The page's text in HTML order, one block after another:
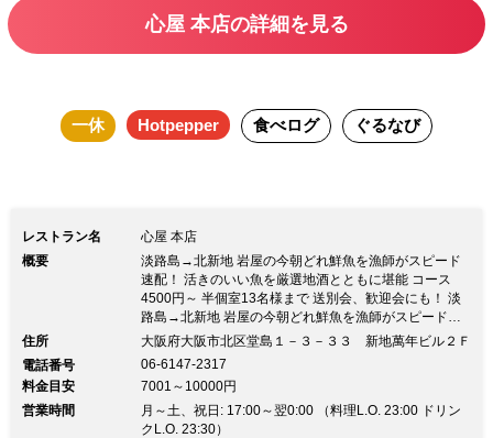
漁師の友達が直接！ お店までその日獲れ立ての魚介類を配
す。 ◆淡路島はお肉も豊富 淡路牛や鶏の網焼きもおすす
心屋 本店の詳細を見る
一休 Hotpepper 食べログ ぐるなび
レストラン名
心屋 本店
概要
淡路島→北新地 岩屋の今朝どれ鮮魚を漁師がスピード
速配！ 活きのいい魚を厳選地酒とともに堪能 コース
4500円～ 半個室13名様まで 送別会、歓迎会にも！ 淡
路島→北新地 岩屋の今朝どれ鮮魚を漁師がスピード速
配！ 活きのいい魚を厳選地酒とともに堪能 コース4500
北新地 岩屋の今朝どれ鮮魚を漁師がスピード速配！ 活
きのいい魚を厳選地酒とともに堪能 コース4500円～、
とらふぐコースもご用意できます！！ 送迎会歓迎会も
承っております。半個室13名様まで！ ◆心屋が新鮮な
住所
大阪府大阪市北区堂島１－３－３３ 新地萬年ビル２Ｆ
電話番号
06-6147-2317
料金目安
7001～10000円
営業時間
月～土、祝日: 17:00～翌0:00 （料理L.O. 23:00 ドリン
クL.O. 23:30）